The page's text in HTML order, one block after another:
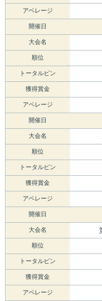
アベレージ
開催日
大会名
順位
トータルピン
獲得賞金
アベレージ
開催日
大会名
順位
トータルピン
獲得賞金
アベレージ
開催日
大会名
順位
トータルピン
獲得賞金
アベレージ